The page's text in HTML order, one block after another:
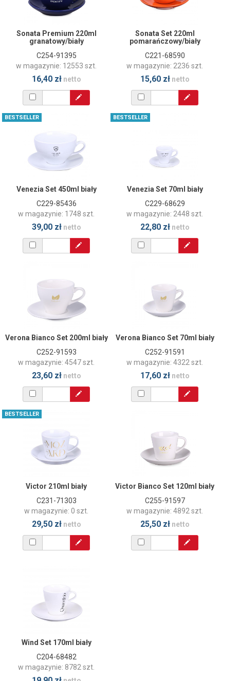
Sonata Premium 220ml
granatowy/biały
C254-91395
w magazynie: 12553 szt.
16,40 złnetto
Sonata Set 220ml
pomarańczowy/biały
C221-68590
w magazynie: 2236 szt.
15,60 złnetto
BESTSELLER
Venezia Set 450ml biały
C229-85436
w magazynie: 1748 szt.
39,00 złnetto
BESTSELLER
Venezia Set 70ml biały
C229-68629
w magazynie: 2448 szt.
22,80 złnetto
Verona Bianco Set 200ml biały
C252-91593
w magazynie: 4547 szt.
23,60 złnetto
Verona Bianco Set 70ml biały
C252-91591
w magazynie: 4322 szt.
17,60 złnetto
BESTSELLER
Victor 210ml biały
C231-71303
w magazynie: 0 szt.
29,50 złnetto
Victor Bianco Set 120ml biały
C255-91597
w magazynie: 4892 szt.
25,50 złnetto
Wind Set 170ml biały
C204-68482
w magazynie: 8782 szt.